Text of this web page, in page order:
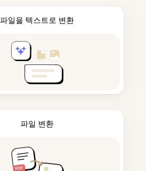
파일을 텍스트로 변환
파일 변환